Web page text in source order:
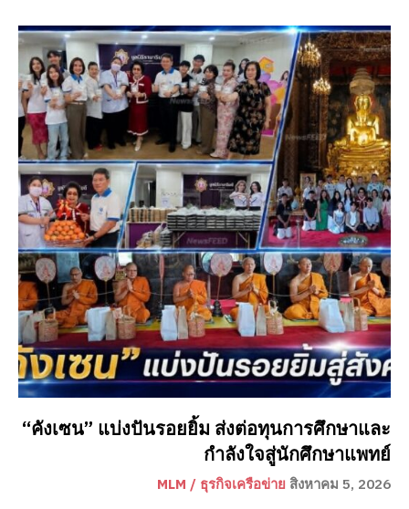
“คังเซน” แบ่งปันรอยยิ้ม ส่งต่อทุนการศึกษาและ
กำลังใจสู่นักศึกษาแพทย์
MLM / ธุรกิจเครือข่าย สิงหาคม 5, 2026